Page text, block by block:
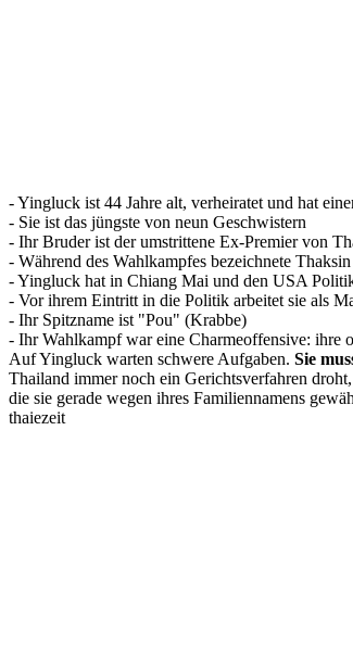
- Yingluck ist 44 Jahre alt, verheiratet und hat
- Sie ist das jüngste von neun Geschwistern
- Ihr Bruder ist der umstrittene Ex-Premier von
- Während des Wahlkampfes bezeichnete
- Yingluck hat in Chiang Mai und den USA
- Vor ihrem Eintritt in die Politik arbeitet sie als
- Ihr Spitzname ist "Pou" (Krabbe)
- Ihr Wahlkampf war eine Charmeoffensive: ihre
Auf Yingluck warten schwere Aufgaben. Sie
Thailand immer noch ein Gerichtsverfahren
die sie gerade wegen ihres Familiennamens
thaiezeit